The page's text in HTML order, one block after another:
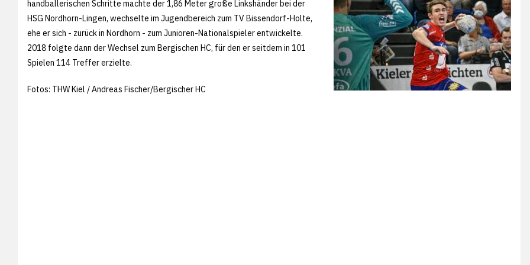
handballerischen Schritte machte der 1,86 Meter große Linkshänder bei der
HSG Nordhorn-Lingen, wechselte im Jugendbereich zum TV Bissendorf-Holte,
ehe er sich - zurück in Nordhorn - zum Junioren-Nationalspieler entwickelte.
2018 folgte dann der Wechsel zum Bergischen HC, für den er seitdem in 101
Spielen 114 Treffer erzielte.
Fotos: THW Kiel / Andreas Fischer/Bergischer HC